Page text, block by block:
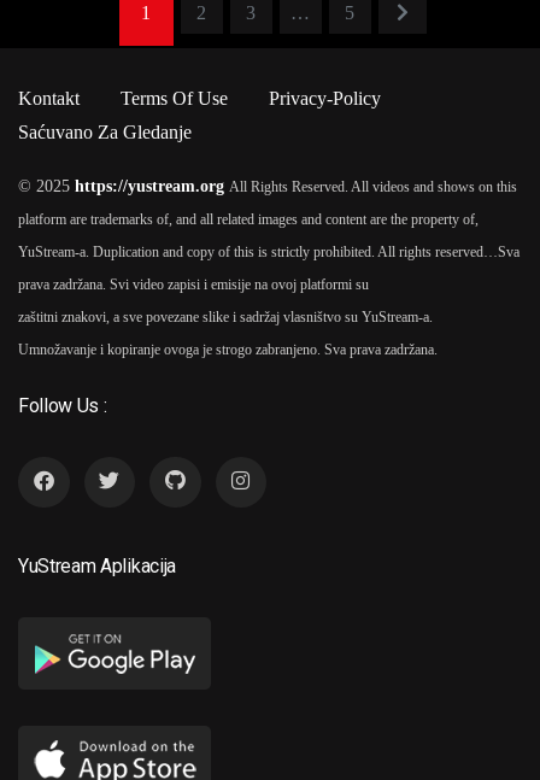
1 2 3 … 5
Kontakt Terms Of Use
Privacy-Policy
Saćuvano Za Gledanje
© 2025 https://yustream.org All Rights Reserved. All videos and shows on this
platform are trademarks of, and all related images and content are the property of,
YuStream-a. Duplication and copy of this is strictly prohibited. All rights reserved… Sva
prava zadržana. Svi video zapisi i emisije na ovoj platformi su
zaštitni znakovi, a sve povezane slike i sadržaj vlasništvo su YuStream-a.
Umnožavanje i kopiranje ovoga je strogo zabranjeno. Sva prava zadržana.
Follow Us :
YuStream Aplikacija